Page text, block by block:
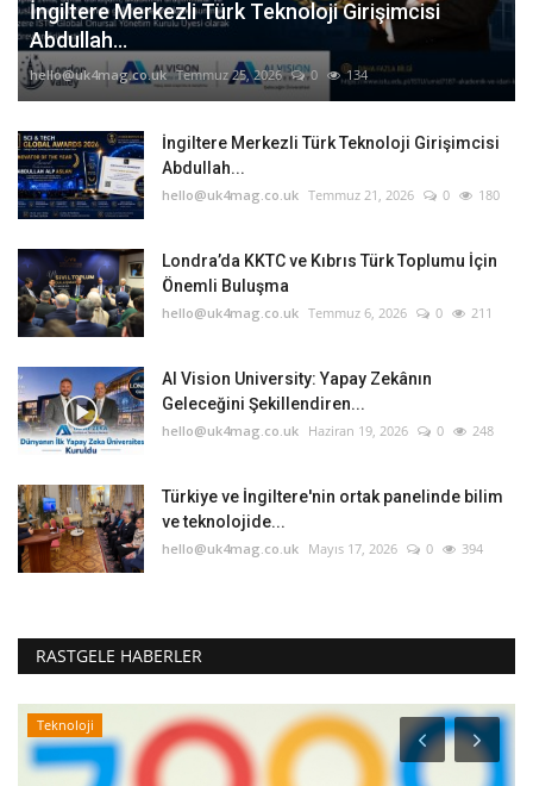
İngiltere Merkezli Türk Teknoloji Girişimcisi
Abdullah...
hello@uk4mag.co.uk Temmuz 25, 2026 0 134
İngiltere Merkezli Türk Teknoloji Girişimcisi
Abdullah...
hello@uk4mag.co.uk Temmuz 21, 2026 0 180
Londra’da KKTC ve Kıbrıs Türk Toplumu İçin
Önemli Buluşma
hello@uk4mag.co.uk Temmuz 6, 2026 0 211
AI Vision University: Yapay Zekânın
Geleceğini Şekillendiren...
hello@uk4mag.co.uk Haziran 19, 2026 0 248
Türkiye ve İngiltere'nin ortak panelinde bilim
ve teknolojide...
hello@uk4mag.co.uk Mayıs 17, 2026 0 394
RASTGELE HABERLER
Teknoloji